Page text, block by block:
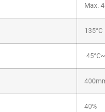
Max.
135°C
-
40%